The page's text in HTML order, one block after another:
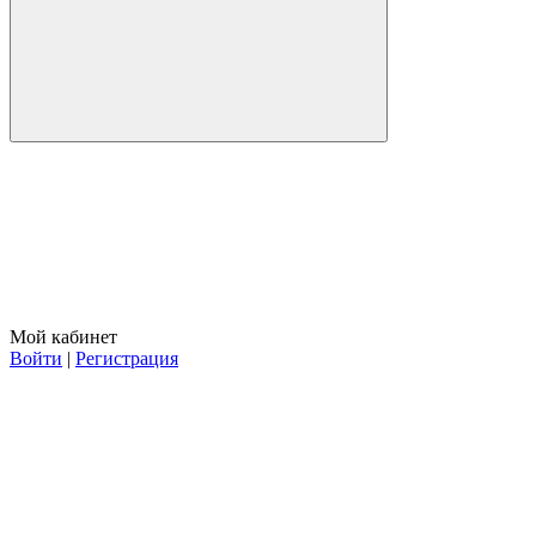
Мой кабинет
Войти | Регистрация